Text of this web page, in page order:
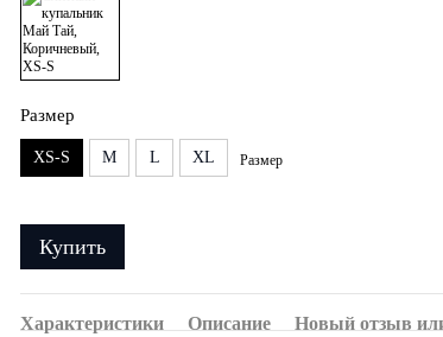
Размер
XS-S M L XL Размер
Купить
Характеристики Описание
Новый отзыв